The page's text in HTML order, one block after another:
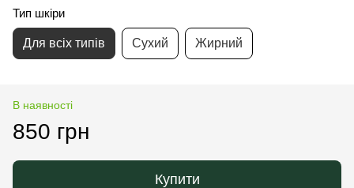
Тип шкіри
Для всіх типів Сухий Жирний
В наявності
850 грн
Купити